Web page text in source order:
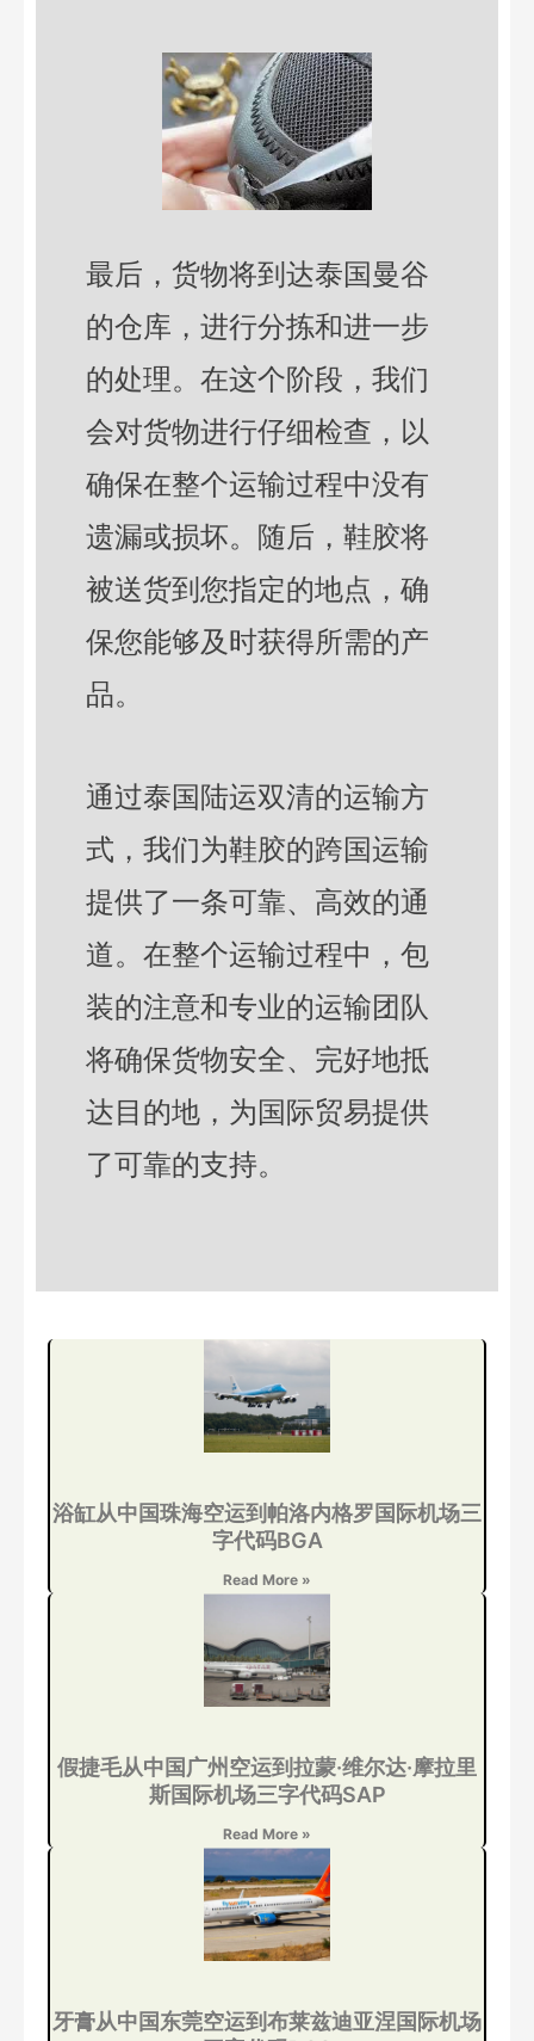
最后，货物将到达泰国曼谷
的仓库，进行分拣和进一步
的处理。在这个阶段，我们
会对货物进行仔细检查，以
确保在整个运输过程中没有
遗漏或损坏。随后，鞋胶将
被送货到您指定的地点，确
保您能够及时获得所需的产
品。
通过泰国陆运双清的运输方
式，我们为鞋胶的跨国运输
提供了一条可靠、高效的通
道。在整个运输过程中，包
装的注意和专业的运输团队
将确保货物安全、完好地抵
达目的地，为国际贸易提供
了可靠的支持。
浴缸从中国珠海空运到帕洛内格罗国际机场三
字代码BGA
Read More »
假捷毛从中国广州空运到拉蒙·维尔达·摩拉里
斯国际机场三字代码SAP
Read More »
牙膏从中国东莞空运到布莱兹迪亚涅国际机场